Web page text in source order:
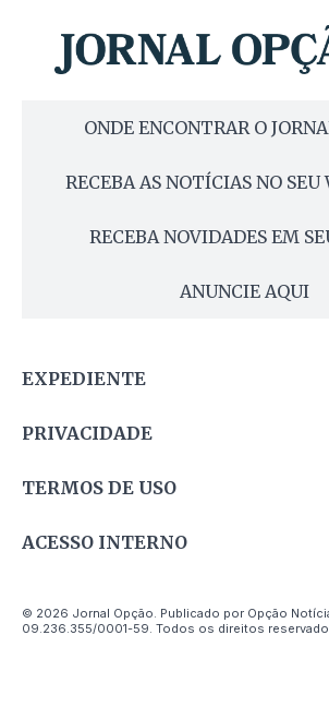
ONDE ENCONTRAR O
RECEBA AS NOTÍCIAS NO SEU
RECEBA NOVIDADES EM
ANUNCIE AQUI
EXPEDIENTE
PRIVACIDADE
TERMOS DE USO
ACESSO INTERNO
© 2026 Jornal Opção. Publicado por Opção
09.236.355/0001-59. Todos os direitos